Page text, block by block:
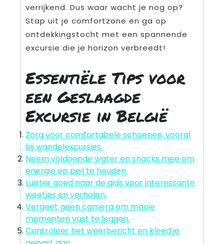
verrijkend. Dus waar wacht je nog op?
Stap uit je comfortzone en ga op
ontdekkingstocht met een spannende
excursie die je horizon verbreedt!
Essentiële Tips voor
een Geslaagde
Excursie in België
Zorg voor comfortabele schoenen, vooral
bij wandelexcursies.
Neem voldoende water en snacks mee om
energie op peil te houden.
Luister goed naar de gids voor interessante
weetjes en verhalen.
Vergeet geen camera om mooie
momenten vast te leggen.
Controleer het weerbericht en kleed je